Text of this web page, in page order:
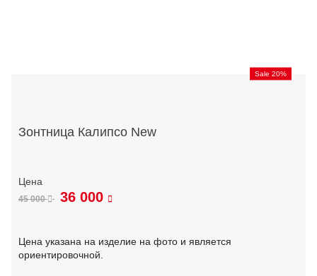
Sale 20%
Зонтница Калипсо New
45 000 36 000
Цена указана на изделие на фото и является
ориентировочной.